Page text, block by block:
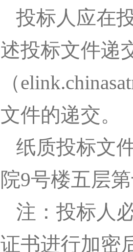
投标人应在
述投标文件递
（
文件的递交。
纸质投标文
院9号楼五层
注：投标人
证书进行加密